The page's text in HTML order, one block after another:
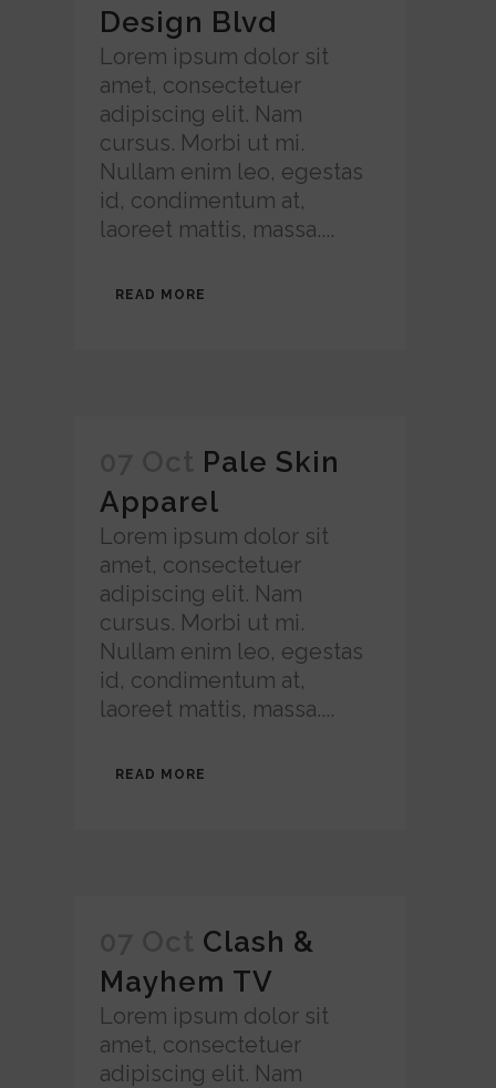
Design Blvd
Lorem ipsum dolor sit
amet, consectetuer
adipiscing elit. Nam
cursus. Morbi ut mi.
Nullam enim leo, egestas
id, condimentum at,
laoreet mattis, massa....
READ MORE
Pale Skin
Apparel
Lorem ipsum dolor sit
amet, consectetuer
adipiscing elit. Nam
cursus. Morbi ut mi.
Nullam enim leo, egestas
id, condimentum at,
laoreet mattis, massa....
READ MORE
Clash &
Mayhem TV
Lorem ipsum dolor sit
amet, consectetuer
adipiscing elit. Nam